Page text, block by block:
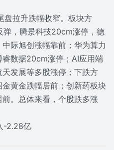
拉升跌幅收窄。板块方
弹，腾景科技20cm涨停，德
际旭创涨幅靠前；华为算力
数据20cm涨停；AI应用端
发展等多股涨停；下跌方
黄金跌幅居前；创新药板块
。总体来看，个股跌多涨
-2.28亿